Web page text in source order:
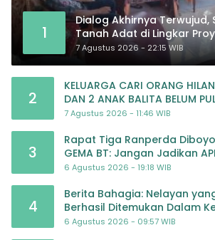
1
Dialog Akhirnya Terwujud,
Tanah Adat di Lingkar
Nasional Memasuki Babak
7 Agustus 2026 - 22:15 WIB
2
KELUARGA CARI ORANG
DAN 2 ANAK BALITA BELUM
JULI 2026
7 Agustus 2026 - 11:46 WIB
3
Rapat Tiga Ranperda
GEMA BT: Jangan Jadikan
Pembiayaan yang Tak Perlu
6 Agustus 2026 - 19:18 WIB
4
Berita Bahagia: Nelayan
Berhasil Ditemukan Dalam
6 Agustus 2026 - 09:57 WIB